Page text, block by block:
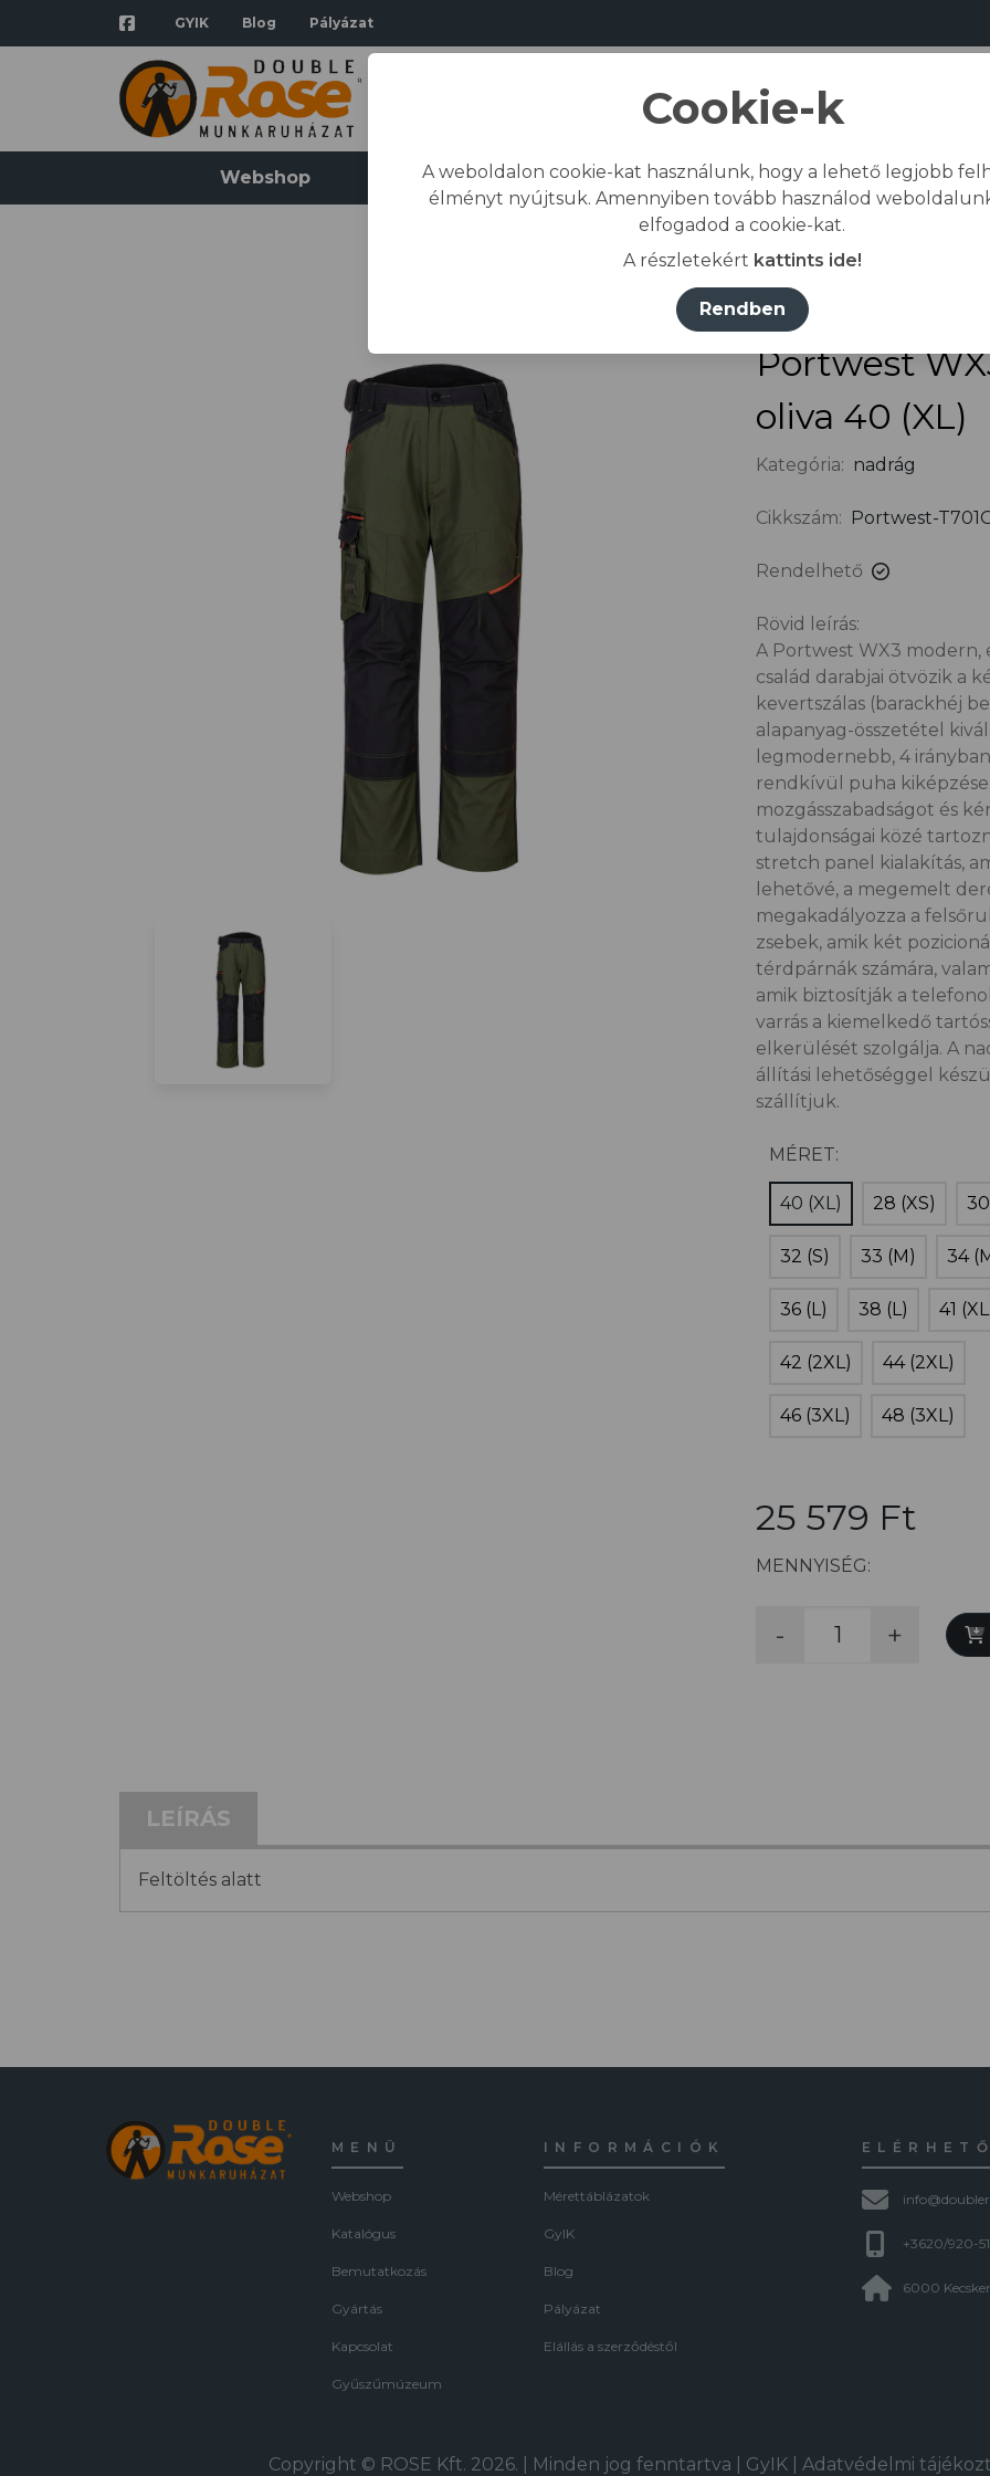
GYIK Blog Pályázat
Webshop Katalógus Bemutatkozás Gyártás
Összes termék / Munkaruházat
Portwest
oliva 40 (XL)
Kategória: nadrág
Cikkszám: Portwest-
Rendelhető
Rövid leírás:
A Portwest WX3
család darabjai ötvözik a
kevertszálas (barackhéj
alapanyag-összetétel
legmodernebb, 4
rendkívül puha kiképzése
mozgásszabadságot és
tulajdonságai közé
stretch panel kialakítás,
lehetővé, a megemelt
megakadályozza a
zsebek, amik két
térdpárnák számára,
amik biztosítják a
varrás a kiemelkedő
elkerülését szolgálja. A
állítási lehetőséggel
szállítjuk.
MÉRET:
40 (XL) 28 (XS)
32 (S) 33 (M) 34
36 (L) 38 (L) 41
42 (2XL) 44 (2XL)
46 (3XL) 48 (3XL)
25 579 Ft
MENNYISÉG:
- +
LEÍRÁS
Feltöltés alatt
MENÜ
Webshop
Katalógus
Bemutatkozás
Gyártás
Kapcsolat
Gyűszűmúzeum
INFORMÁCIÓK
Mérettáblázatok
GyIK
Blog
Pályázat
Elállás a szerződéstől
+3620/920-
6000
Copyright © ROSE Kft. 2026. | Minden jog fenntartva | GyIK| Adatvédelmi
Cookie-k
A weboldalon cookie-kat használunk, hogy a lehető legjobb
élményt nyújtsuk. Amennyiben tovább használod
elfogadod a cookie-kat.
A részletekért kattints ide!
Rendben